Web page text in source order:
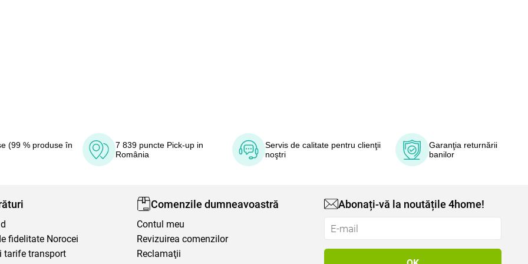
(99 % produse în
7 839 puncte Pick-up in
România
Servis de calitate pentru clienţii
noştri
Garanţia returnării
banilor
fidelitate Norocei
tarife transport
Comenzile dumneavoastră
Contul meu
Revizuirea comenzilor
Reclamaţii
Abonați-vă la noutățile 4home!